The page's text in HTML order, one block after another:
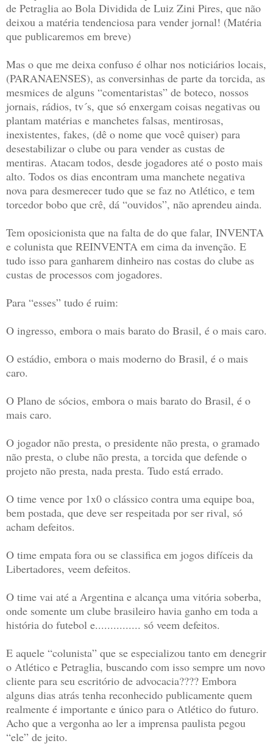
de Petraglia ao Bola Dividida de Luiz Zini Pires, que não
deixou a matéria tendenciosa para vender jornal! (Matéria
que publicaremos em breve)
Mas o que me deixa confuso é olhar nos noticiários locais,
(PARANAENSES), as conversinhas de parte da torcida, as
mesmices de alguns “comentaristas” de boteco, nossos
jornais, rádios, tv´s, que só enxergam coisas negativas ou
plantam matérias e manchetes falsas, mentirosas,
inexistentes, fakes, (dê o nome que você quiser) para
desestabilizar o clube ou para vender as custas de
mentiras. Atacam todos, desde jogadores até o posto mais
alto. Todos os dias encontram uma manchete negativa
nova para desmerecer tudo que se faz no Atlético, e tem
torcedor bobo que crê, dá “ouvidos”, não aprendeu ainda.
Tem oposicionista que na falta de do que falar, INVENTA
e colunista que REINVENTA em cima da invenção. E
tudo isso para ganharem dinheiro nas costas do clube as
custas de processos com jogadores.
Para “esses” tudo é ruim:
O ingresso, embora o mais barato do Brasil, é o mais caro.
O estádio, embora o mais moderno do Brasil, é o mais
caro.
O Plano de sócios, embora o mais barato do Brasil, é o
mais caro.
O jogador não presta, o presidente não presta, o gramado
não presta, o clube não presta, a torcida que defende o
projeto não presta, nada presta. Tudo está errado.
O time vence por 1x0 o clássico contra uma equipe boa,
bem postada, que deve ser respeitada por ser rival, só
acham defeitos.
O time empata fora ou se classifica em jogos difíceis da
Libertadores, veem defeitos.
O time vai até a Argentina e alcança uma vitória soberba,
onde somente um clube brasileiro havia ganho em toda a
história do futebol e............... só veem defeitos.
E aquele “colunista” que se especializou tanto em denegrir
o Atlético e Petraglia, buscando com isso sempre um novo
cliente para seu escritório de advocacia???? Embora
alguns dias atrás tenha reconhecido publicamente quem
realmente é importante e único para o Atlético do futuro.
Acho que a vergonha ao ler a imprensa paulista pegou
“ele” de jeito.